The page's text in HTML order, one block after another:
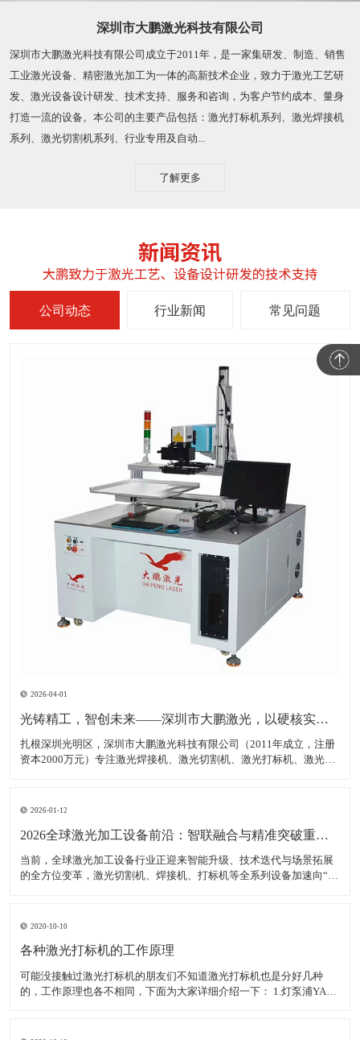
深圳市大鹏激光科技有限公司
深圳市大鹏激光科技有限公司成立于2011年，是一家集研发、制造、销售
工业激光设备、精密激光加工为一体的高新技术企业，致力于激光工艺研
发、激光设备设计研发、技术支持、服务和咨询，为客户节约成本、量身
打造一流的设备。本公司的主要产品包括：激光打标机系列、激光焊接机
系列、激光切割机系列、行业专用及自动...
了解更多
公司动态 行业新闻 常见问题
2026-04-01
光铸精工，智创未来——深圳市大鹏激光，以硬核实力领跑激光装备赛道
扎根深圳光明区，深圳市大鹏激光科技有限公司（2011年成立，注册
资本2000万元）专注激光焊接机、激光切割机、激光打标机、激光雕
钣金加工等多领域，精准服务各类制造企业、跨境卖家
2026-01-12
2026全球激光加工设备前沿：智联融合与精准突破重塑智造生态
当前，全球激光加工设备行业正迎来智能升级、技术迭代与场景拓展
的全方位变革，激光切割机、焊接机、打标机等全系列设备加速向“高
达380亿美元，年均增长率稳定在7.5%以上，中
2020-10-10
各种激光打标机的工作原理
可能没接触过激光打标机的朋友们不知道激光打标机也是分好几种
的，工作原理也各不相同，下面为大家详细介绍一下： 1.灯泵浦YAG
光，将激光能量放大后就形成对材料加工的激光束。 2.